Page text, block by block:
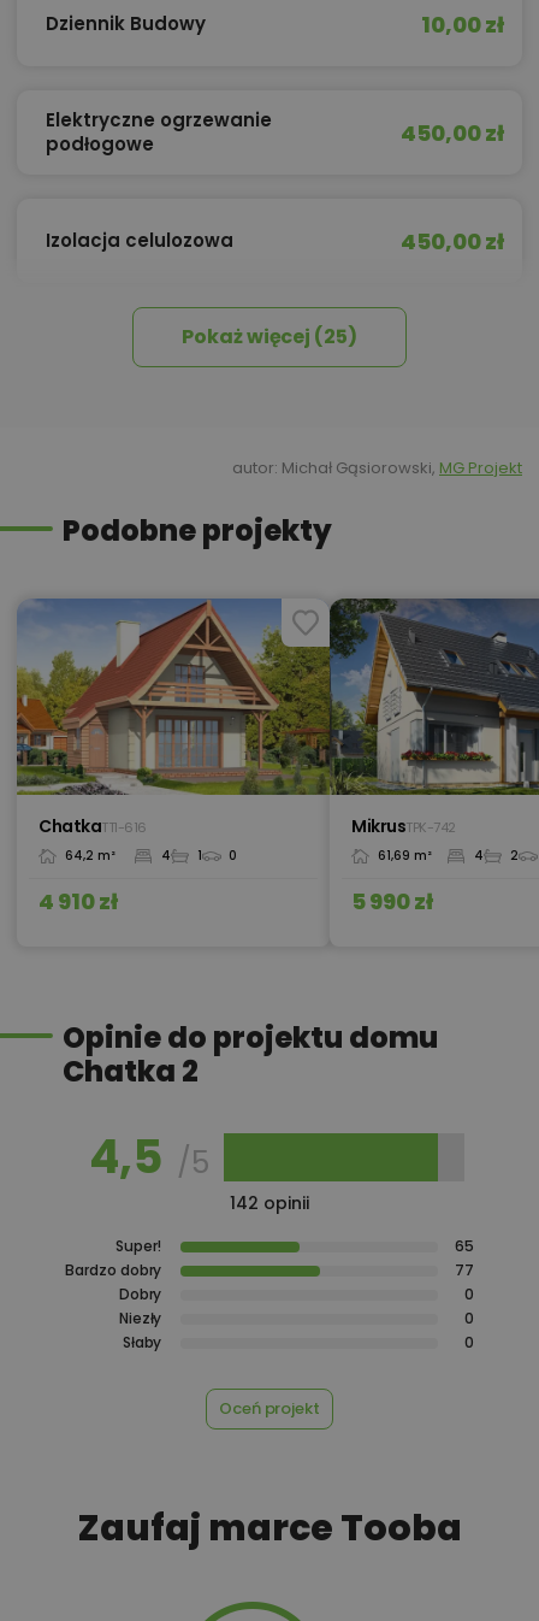
Dziennik Budowy 10,00 zł
Elektryczne ogrzewanie
podłogowe
450,00 zł
Izolacja celulozowa 450,00 zł
Kominek z DGP
800,00 zł
Pakiet instalacja fotowoltaiczna 550,00 zł
Pakiet instalacja solarna 550,00 zł
Pakiet klimatyzacja w domu 550,00 zł
Pakiet odkurzacz centralny
Pakiet ogrzewanie podłogowe 550,00 zł
Pakiet płaszcz wodny
Pakiet umów i wniosków 450,00 zł
Pokaż więcej (25)
autor: Michał Gąsiorowski, MG Projekt
Podobne projekty
ChatkaTTI-616
64,2 m² 4 1 0
4 910 zł
MikrusTPK-742
61,69 m² 4 2
5 990 zł
Opinie do projektu domu
Chatka 2
4,5 /5
142 opinii
Super!
65
Bardzo dobry
77
Dobry
0
Niezły
0
Słaby
0
Oceń projekt
Zaufaj marce Tooba